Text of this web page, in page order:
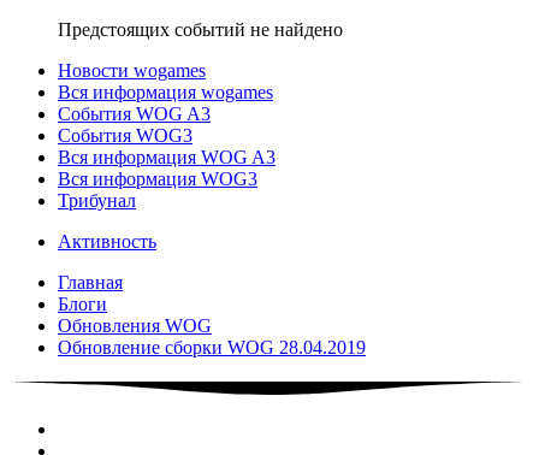
Предстоящих событий не найдено
Новости wogames
Вся информация wogames
События WOG A3
События WOG3
Вся информация WOG A3
Вся информация WOG3
Трибунал
Активность
Главная
Блоги
Обновления WOG
Обновление сборки WOG 28.04.2019